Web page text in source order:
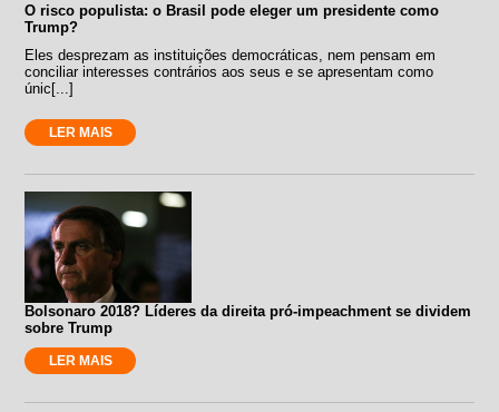
O risco populista: o Brasil pode eleger um presidente como
Trump?
Eles desprezam as instituições democráticas, nem pensam em
conciliar interesses contrários aos seus e se apresentam como
únic[...]
LER MAIS
Bolsonaro 2018? Líderes da direita pró-impeachment se dividem
sobre Trump
LER MAIS